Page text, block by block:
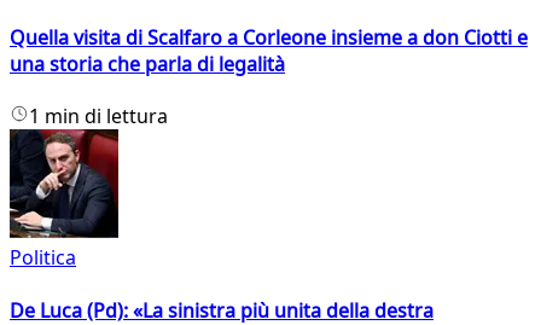
Quella visita di Scalfaro a Corleone insieme a don Ciotti e
una storia che parla di legalità
1 min di lettura
Politica
De Luca (Pd): «La sinistra più unita della destra